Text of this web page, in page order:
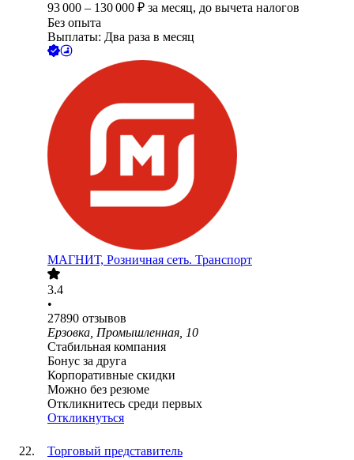
93 000 – 130 000 ₽ за месяц, до вычета налогов
Без опыта
Выплаты: Два раза в месяц
МАГНИТ, Розничная сеть. Транспорт
3.4
•
27890 отзывов
Ерзовка, Промышленная, 10
Стабильная компания
Бонус за друга
Корпоративные скидки
Можно без резюме
Откликнитесь среди первых
Откликнуться
Торговый представитель